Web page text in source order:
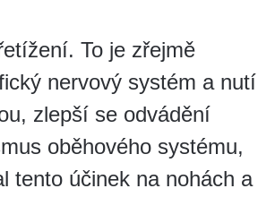
To je zřejmě
nervový systém a nutí
zlepší se odvádění
oběhového systému,
tento účinek na nohách a